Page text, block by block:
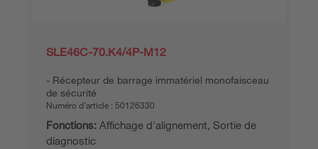
SLE46C-70.K4/4P-M12
Récepteur de barrage immatériel monofaisceau
de sécurité
Numéro d’article : 50126330
Fonctions: Affichage d'alignement, Sortie de
diagnostic